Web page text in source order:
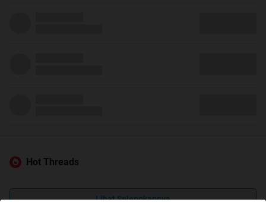
Hot Threads
Lihat Selengkapnya